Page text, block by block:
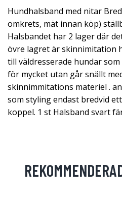
Hundhalsband med nitar
omkrets, mät innan köp)
Halsbandet har 2 lager där
övre lagret är skinnimitation
till väldresserade hundar
för mycket utan går snällt
skinnimmitations materiel .
som styling endast bredvid
koppel. 1 st Halsband svart